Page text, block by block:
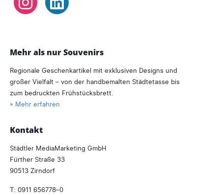
Instagram LinkedIn
Mehr als nur Souvenirs
Regionale Geschenkartikel mit exklusiven Designs und
großer Vielfalt – von der handbemalten Städtetasse bis
zum bedruckten Frühstücksbrett.
» Mehr erfahren
Kontakt
Städtler MediaMarketing GmbH
Fürther Straße 33
90513 Zirndorf
T: 0911 656778–0